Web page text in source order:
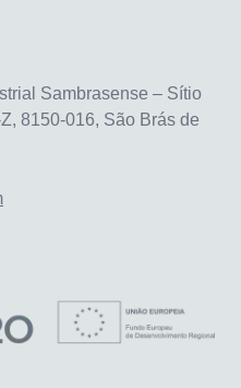
Sambrasense – Sítio
8150-016, São Brás de